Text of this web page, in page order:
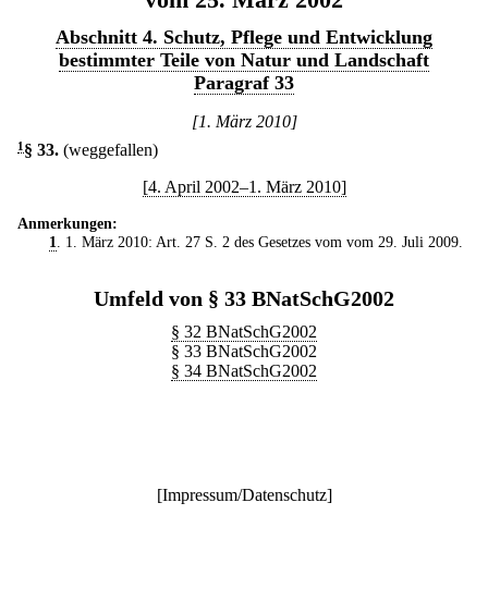
Abschnitt 4. Schutz, Pflege und Entwicklung
bestimmter Teile von Natur und Landschaft
Paragraf 33
[1. März 2010]
1 § 33. (weggefallen)
[4. April 2002–1. März 2010]
Anmerkungen:
1
. 1. März 2010: Art. 27 S. 2 des Gesetzes vom vom 29. Juli 2009.
Umfeld von § 33 BNatSchG2002
§ 32 BNatSchG2002
§ 33 BNatSchG2002
§ 34 BNatSchG2002
[Impressum/Datenschutz]